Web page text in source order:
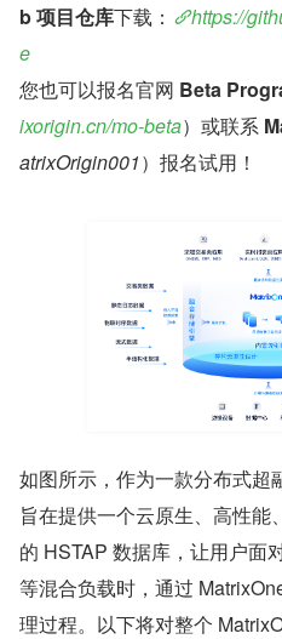
b 项目仓库下载：
https://
e
您也可以报名官网 Beta
ixorigin.cn/mo-beta）或联系
atrixOrigin001）报名试用！
如图所示，作为一款分布式超
旨在提供一个云原生、高性
的 HSTAP 数据库，让用户面
等混合负载时，通过
理过程。以下将对整个